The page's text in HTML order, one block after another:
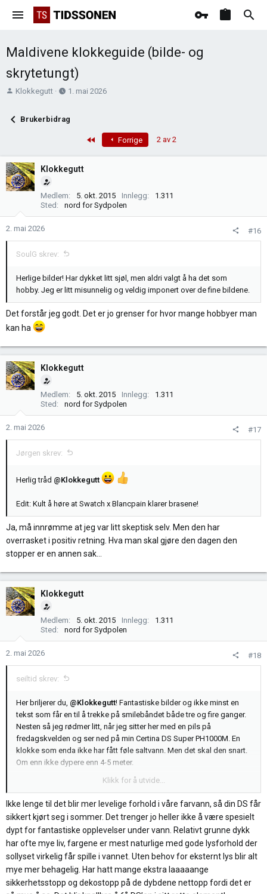
Maldivene klokkeguide (bilde- og
skrytetungt)
T
å
a
r
t
Klokkegutt
O
r
e
1. mai 2026
Brukerbidrag
Forrige 2 av 2
Klokkegutt
Medlem 5. okt. 2015 Innlegg
1.311
Sted
nord for Sydpolen
2. mai 2026 #16
SoulG skrev:
Herlige bilder! Har dykket litt sjøl, men aldri valgt å ha det som
hobby. Jeg er litt misunnelig og veldig imponert over de fine bildene.
Det forstår jeg godt. Det er jo grenser for hvor mange hobbyer man
kan ha
Klokkegutt
Medlem 5. okt. 2015 Innlegg
1.311
Sted
nord for Sydpolen
2. mai 2026 #17
Jørgen skrev:
Herlig tråd @Klokkegutt
Edit: Kult å høre at Swatch x Blancpain klarer brasene!
Ja, må innrømme at jeg var litt skeptisk selv. Men den har
overrasket i positiv retning. Hva man skal gjøre den dagen den
stopper er en annen sak…
Klokkegutt
Medlem 5. okt. 2015 Innlegg
1.311
Sted
nord for Sydpolen
2. mai 2026 #18
seiltid skrev:
Her briljerer du, @Klokkegutt! Fantastiske bilder og ikke minst en
tekst som får en til å trekke på smilebåndet både tre og fire ganger.
Nesten så jeg rødmer litt, når jeg sitter her med en pils på
fredagskvelden og ser ned på min Certina DS Super PH1000M. En
klokke som enda ikke har fått føle saltvann. Men det skal den snart.
Om enn ikke dypere enn 4-5 meter.
Klikk for å utvide...
Ikke lenge til det blir mer levelige forhold i våre farvann, så din DS får
sikkert kjørt seg i sommer. Det trenger jo heller ikke å være spesielt
dypt for fantastiske opplevelser under vann. Relativt grunne dykk
har ofte mye liv, fargene er mest naturlige med gode lysforhold der
sollyset virkelig får spille i vannet. Uten behov for eksternt lys blir alt
mye mer behagelig. Har hatt mange ekstra laaaaange
sikkerhetsstopp og dekostopp på de dybdene nettopp fordi det er